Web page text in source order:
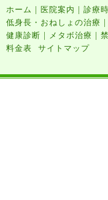
ホーム | 医院案内 | 診療
低身長・おねしょの治療 |
健康診断 | メタボ治療 |
料金表 サイトマップ